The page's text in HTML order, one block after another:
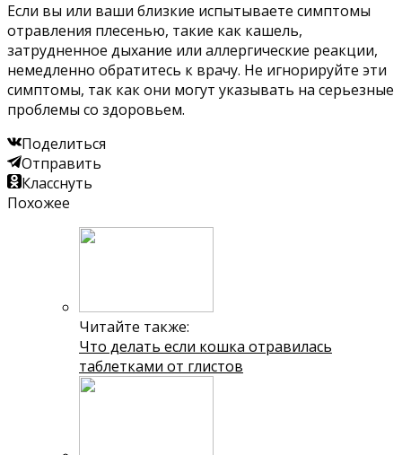
Если вы или ваши близкие испытываете симптомы
отравления плесенью, такие как кашель,
затрудненное дыхание или аллергические реакции,
немедленно обратитесь к врачу. Не игнорируйте эти
симптомы, так как они могут указывать на серьезные
проблемы со здоровьем.
Поделиться
Отправить
Класснуть
Похожее
Читайте также:
Что делать если кошка отравилась
таблетками от глистов